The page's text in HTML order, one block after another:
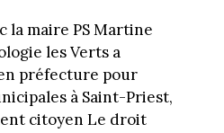
la maire PS Martine
les Verts a
préfecture pour
à Saint-Priest,
citoyen Le droit